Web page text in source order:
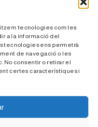
tecnologies com les
a la informació del
tecnologies ens permetrà
de navegació o les
No consentir o retirar el
certes característiques i